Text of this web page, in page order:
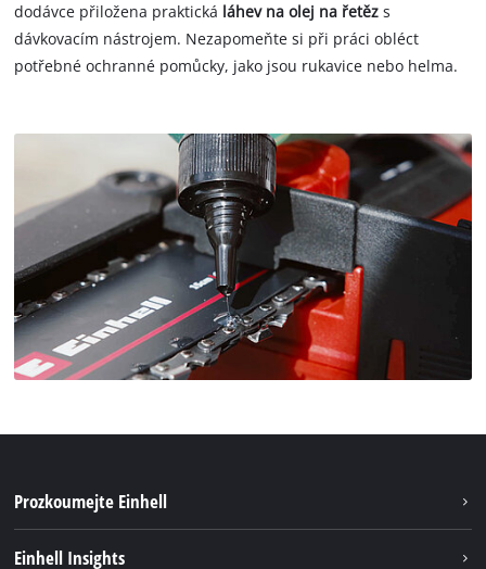
dodávce přiložena praktická láhev na olej na řetěz s
dávkovacím nástrojem. Nezapomeňte si při práci obléct
potřebné ochranné pomůcky, jako jsou rukavice nebo helma.
Prozkoumejte Einhell
Einhell Insights